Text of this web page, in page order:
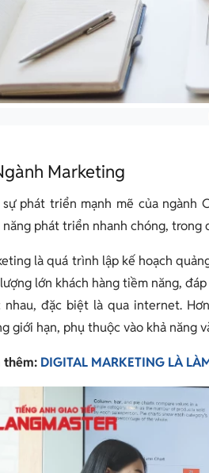
Marketing
sự phát triển mạnh mẽ của ngành
phát triển nhanh chóng, trong
là quá trình lập kế hoạch
lớn khách hàng tiềm năng,
nhau, đặc biệt là qua internet.
giới hạn, phụ thuộc vào khả năng
thêm: DIGITAL MARKETING LÀ